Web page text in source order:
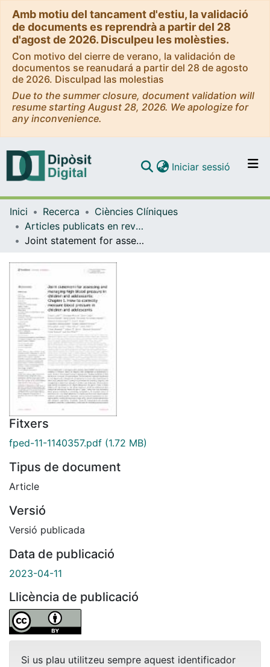
Amb motiu del tancament d'estiu, la validació
de documents es reprendrà a partir del 28
d'agost de 2026. Disculpeu les molèsties.
Con motivo del cierre de verano, la validación de
documentos se reanudará a partir del 28 de agosto
de 2026. Disculpad las molestias
Due to the summer closure, document validation will
resume starting August 28, 2026. We apologize for
any inconvenience.
Navega per tot el DD
Iniciar sessió (current)
Inici Recerca
Ciències Clíniques
Articles publicats en revistes (Ciències Clíniques)
Joint statement for assessing and managing high blood pressure in children and adolescents: Chapter 1. How to correctly measure blood pressure in children and adolescents
Fitxers
fped-11-1140357.pdf (1.72 MB)
Tipus de document
Article
Versió
Versió publicada
Data de publicació
2023-04-11
Llicència de publicació
Si us plau utilitzeu sempre aquest identificador